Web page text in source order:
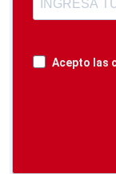
Acepto las